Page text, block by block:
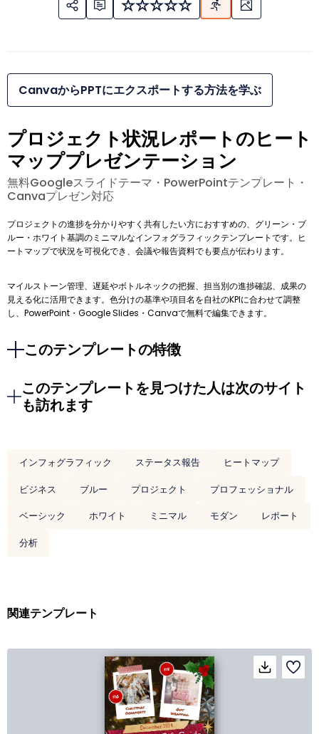
CanvaからPPTにエクスポートする方法を学ぶ
プロジェクト状況レポートのヒート
マッププレゼンテーション
無料Googleスライドテーマ・PowerPointテンプレート・
Canvaプレゼン対応
プロジェクトの進捗を分かりやすく共有したい方におすすめの、グリーン・ブ
ルー・ホワイト基調のミニマルなインフォグラフィックテンプレートです。ヒ
ートマップで状況を可視化でき、会議や報告資料でも要点が伝わります。
マイルストーン管理、遅延やボトルネックの把握、担当別の進捗確認、成果の
見える化に活用できます。色分けの基準や項目名を自社のKPIに合わせて調整
し、PowerPoint・Google Slides・Canvaで無料で編集できます。
このテンプレートの特徴
このテンプレートを見つけた人は次のサイト
も訪れます
インフォグラフィック ステータス報告
ヒートマップ
ビジネス
ブルー プロジェクト
プロフェッショナル
ベーシック
ホワイト ミニマル モダン
レポート
分析
関連テンプレート